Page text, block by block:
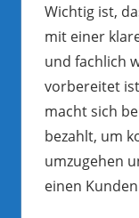
Wichtig ist,
mit einer
und fachlich
vorbereitet
macht sich
bezahlt, um
umzugehen
einen